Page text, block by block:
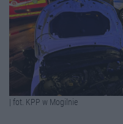
| fot. KPP w Mogilnie